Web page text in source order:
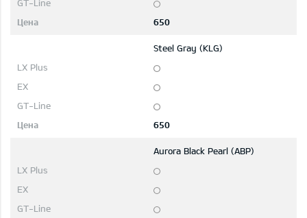
650
Steel Gray (KLG)
650
Aurora Black Pearl (ABP)